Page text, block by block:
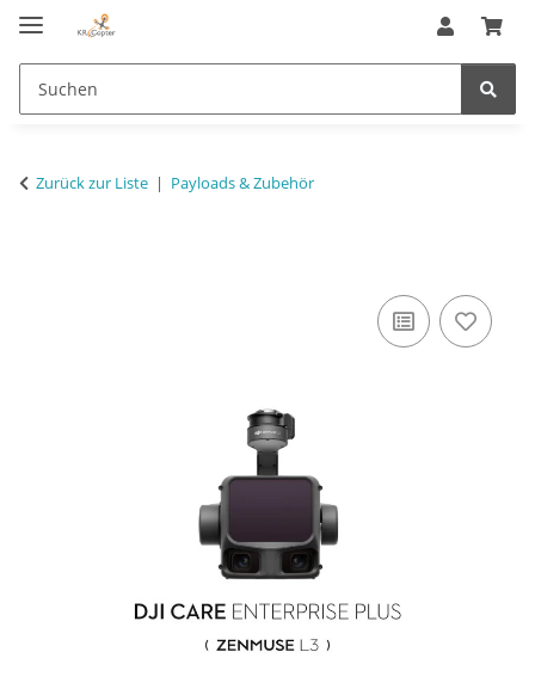
Zurück zur Liste Payloads & Zubehör